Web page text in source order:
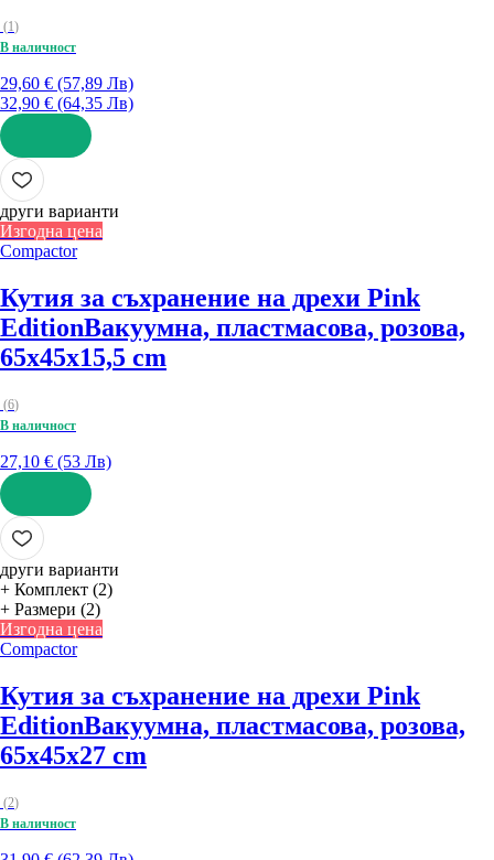
(1)
В наличност
29,60 € (57,89 Лв)
32,90 € (64,35 Лв)
ДОБАВИ
други варианти
Изгодна цена
Compactor
Кутия за съхранение на дрехи Pink
EditionВакуумна, пластмасова, розова,
65x45x15,5 cm
(6)
В наличност
27,10 € (53 Лв)
ДОБАВИ
други варианти
+ Комплект (2)
+ Размери (2)
Изгодна цена
Compactor
Кутия за съхранение на дрехи Pink
EditionВакуумна, пластмасова, розова,
65x45x27 cm
(2)
В наличност